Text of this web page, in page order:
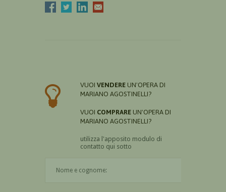
VUOI VENDERE UN'OPERA DI
MARIANO AGOSTINELLI?
VUOI COMPRARE UN'OPERA DI
MARIANO AGOSTINELLI?
utilizza l'apposito modulo di
contatto qui sotto